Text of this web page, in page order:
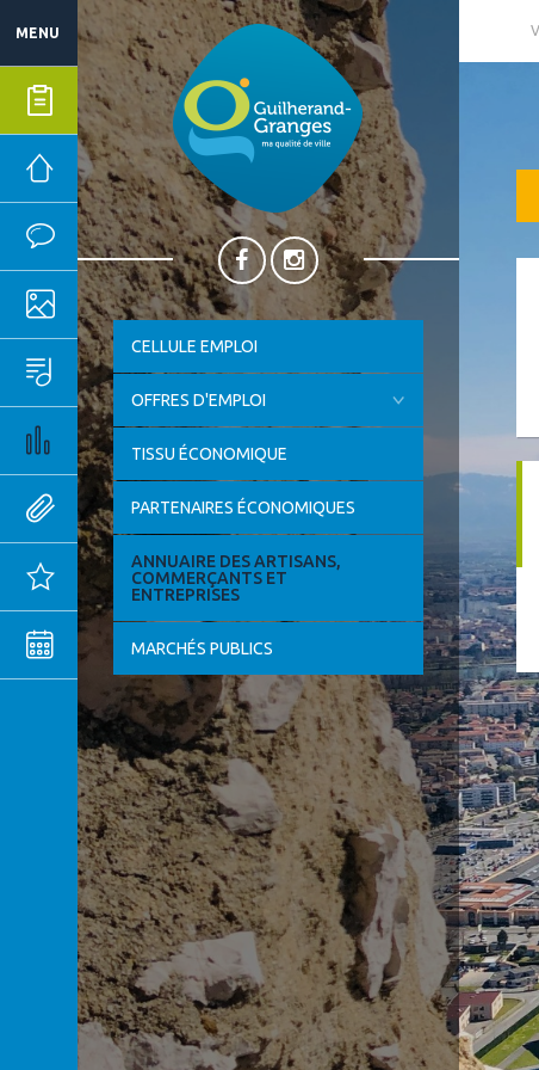
MENU
Mes démarches
Mairie
Vie quotidienne
Ma ville
Sport, culture & loisirs
Emploi & économie
Outils pratiques
Actualités
Agenda
MENTIONS
LÉGALES
CONFIDENTIALITÉ
CELLULE EMPLOI
OFFRES D'EMPLOI
TISSU ÉCONOMIQUE
PARTENAIRES ÉCONOMIQUES
ANNUAIRE DES ARTISANS,
COMMERÇANTS ET
ENTREPRISES
MARCHÉS PUBLICS